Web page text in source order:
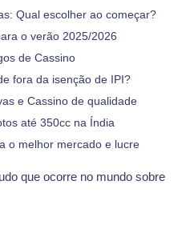
Qual escolher ao começar?
o verão 2025/2026
de Cassino
fora da isenção de IPI?
e Cassino de qualidade
até 350cc na Índia
o melhor mercado e lucre
que ocorre no mundo sobre